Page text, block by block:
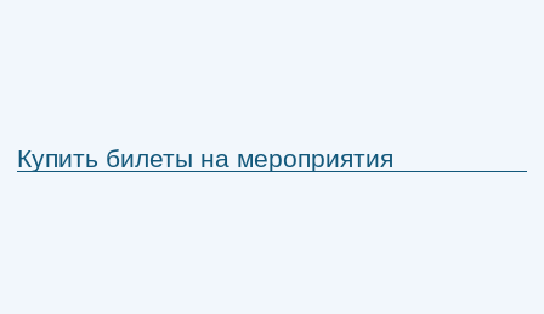
Купить билеты на мероприятия